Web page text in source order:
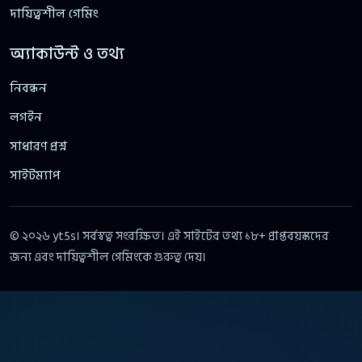
দায়িত্বশীল গেমিং
অ্যাকাউন্ট ও তথ্য
নিবন্ধন
লগইন
সাধারণ প্রশ্ন
সাইটম্যাপ
© ২০২৬ yt5s। সর্বস্বত্ব সংরক্ষিত। এই সাইটের তথ্য ১৮+ প্রাপ্তবয়স্কদের
জন্য এবং দায়িত্বশীল গেমিংকে গুরুত্ব দেয়।